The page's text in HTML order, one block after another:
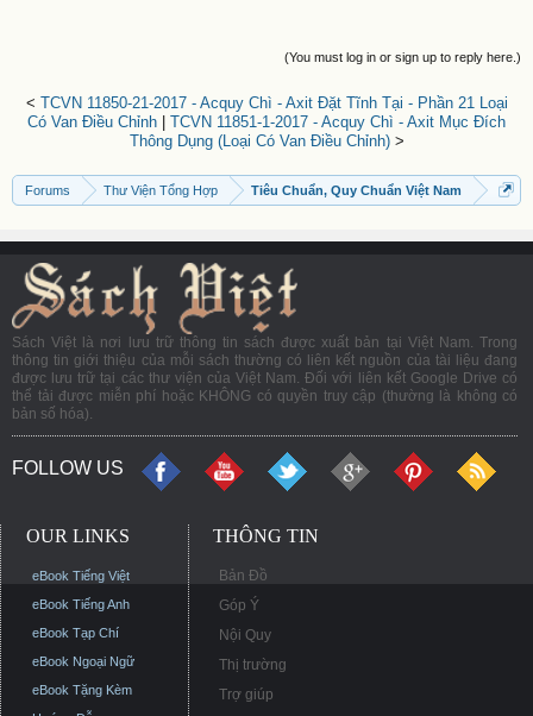
(You must log in or sign up to reply here.)
< TCVN 11850-21-2017 - Acquy Chì - Axit Đặt Tĩnh Tại - Phần 21 Loại
Có Van Điều Chỉnh
TCVN 11851-1-2017 - Acquy Chì - Axit Mục Đích
Thông Dụng (Loại Có Van Điều Chỉnh)>
Forums Thư Viện Tổng Hợp Tiêu Chuẩn, Quy Chuẩn Việt Nam
Sách Việt là nơi lưu trữ thông tin sách được xuất bản tại Việt Nam. Trong
thông tin giới thiệu của mỗi sách thường có liên kết nguồn của tài liệu đang
được lưu trữ tại các thư viện của Việt Nam. Đối với liên kết Google Drive có
thể tải được miễn phí hoặc KHÔNG có quyền truy cập (thường là không có
bản số hóa).
FOLLOW US
OUR LINKS
eBook Tiếng Việt
eBook Tiếng Anh
eBook Tạp Chí
eBook Ngoại Ngữ
eBook Tặng Kèm
THÔNG TIN
Bản Đồ
Góp Ý
Nội Quy
Thị trường
Trợ giúp